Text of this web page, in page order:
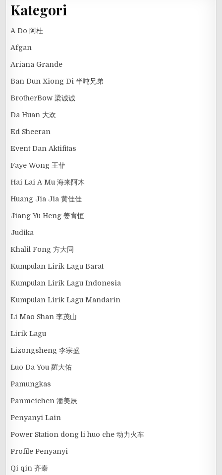
Kategori
A Do 阿杜
Afgan
Ariana Grande
Ban Dun Xiong Di 半吨兄弟
BrotherBow 梁诚诚
Da Huan 大欢
Ed Sheeran
Event Dan Aktifitas
Faye Wong 王菲
Hai Lai A Mu 海来阿木
Huang Jia Jia 黄佳佳
Jiang Yu Heng 姜育恒
Judika
Khalil Fong 方大同
Kumpulan Lirik Lagu Barat
Kumpulan Lirik Lagu Indonesia
Kumpulan Lirik Lagu Mandarin
Li Mao Shan 李茂山
Lirik Lagu
Lizongsheng 李宗盛
Luo Da You 羅大佑
Pamungkas
Panmeichen 潘美辰
Penyanyi Lain
Power Station dong li huo che 动力火车
Profile Penyanyi
Qi qin 齐秦